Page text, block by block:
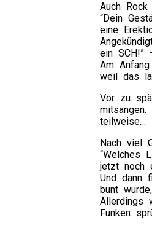
Auch
“Dein
eine
ein SCH!”
Am
weil das
Vor zu
teilweise…
Nach viel
“Welches
jetzt noch
Und dann
bunt
Allerdings
Funken